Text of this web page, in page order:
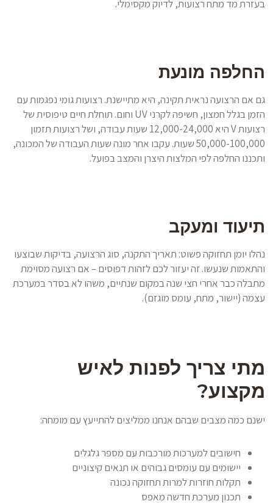
בעזרת מד מתח רצועות, לדיוק מקסימלי.
החלפה מונעת
גם אם הרצועה נראית תקינה, היא מתיישנת. רצועות גומי נפגמות עם
הזמן בגלל חמצון, חשיפה לקרני UV וחום. תוחלת חיים טיפוסית של
רצועות V היא 12,000-24,000 שעות עבודה, ושל רצועות תזמון
50,000-100,000 שעות. עקבו אחר מונה שעות העבודה של המכונה,
ותכננו החלפה לפי המלצות היצרן והמצב בפועל.
תיעוד ומעקב
נהלו יומן תחזוקה פשוט: תאריך התקנה, סוג הרצועה, בדיקות שבוצעו
והתאמות שנעשו. זה יעזור לכם לזהות דפוסים – אם רצועה מסוימת
מתבלה כבר אחרי חצי שנה במקום שנתיים, משהו לא בסדר במערכת
עצמה (יישור, מתח, עומס מוגזם).
מתי צריך לפנות לאיש
מקצוע?
ישנם כמה מצבים שבהם אנחנו ממליצים להתייעץ עם מומחה:
חישובים למערכות מורכבות עם מספר גלגלים
יישומים עם עומסים גבוהים או תנאים קיצוניים
תקלות חוזרות למרות תחזוקה נכונה
תכנון מערכת חדשה מאפס